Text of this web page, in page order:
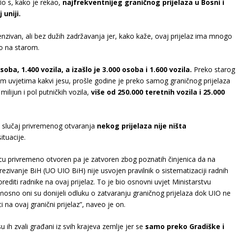
s, kako je rekao, najfrekventnijeg graničnog prijelaza u Bosni i
uniji.
ali bez dužih zadržavanja jer, kako kaže, ovaj prijelaz ima mnogo
na starom.
1.400 vozila, a izašlo je 3.000 osoba i 1.600 vozila. Preko starog
uvjetima kakvi jesu, prošle godine je preko samog graničnog prijelaza
i pol putničkih vozila, više od 250.000 teretnih vozila i 25.000
privremenog otvaranja nekog prijelaza nije ništa
privremeno otvoren pa je zatvoren zbog poznatih činjenica da na
BiH (UO UIO BiH) nije usvojen pravilnik o sistematizaciji radnih
radnike na ovaj prijelaz. To je bio osnovni uvjet Ministarstvu
oni su donijeli odluku o zatvaranju graničnog prijelaza dok UIO ne
na ovaj granični prijelaz”, naveo je on.
ih zvali građani iz svih krajeva zemlje jer se samo preko Gradiške i